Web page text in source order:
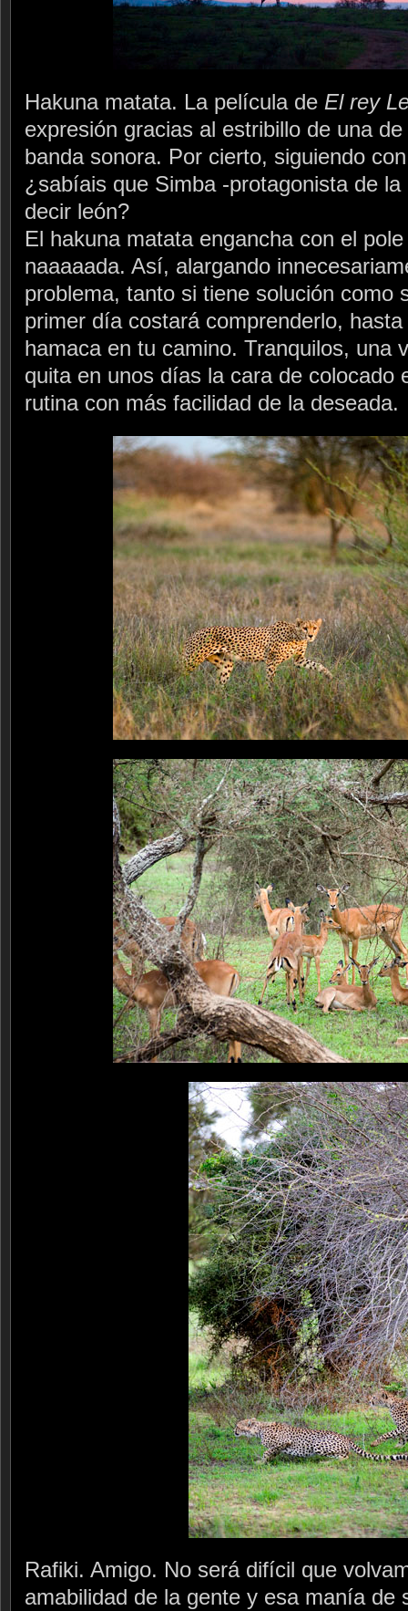
Hakuna matata. La película de El rey
expresión gracias al estribillo de una
banda sonora. Por cierto, siguiendo
¿sabíais que Simba -protagonista de
decir león?
El hakuna matata engancha con el
naaaaada. Así, alargando
problema, tanto si tiene solución como
primer día costará comprenderlo,
hamaca en tu camino. Tranquilos, una
quita en unos días la cara de colocado
rutina con más facilidad de la deseada.
Rafiki. Amigo. No será difícil que
amabilidad de la gente y esa manía de